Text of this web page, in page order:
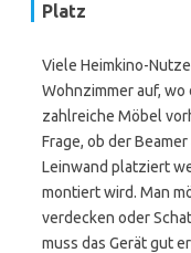
Platz
Viele Heimkino-
Wohnzimmer auf,
zahlreiche Möbel
Frage, ob der
Leinwand platziert
montiert wird. Man
verdecken oder
muss das Gerät gut